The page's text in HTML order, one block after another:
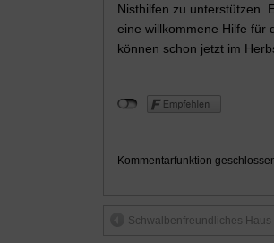
Nisthilfen zu unterstützen.
eine willkommene Hilfe für
können schon jetzt im
Kommentarfunktion
Schwalbenfreundliches Haus